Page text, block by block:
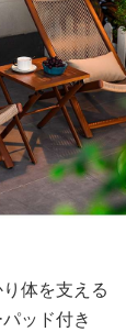
体を支える
ッド付き